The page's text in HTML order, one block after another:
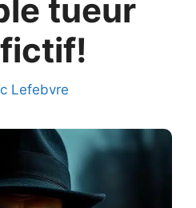
tueur
Lefebvre